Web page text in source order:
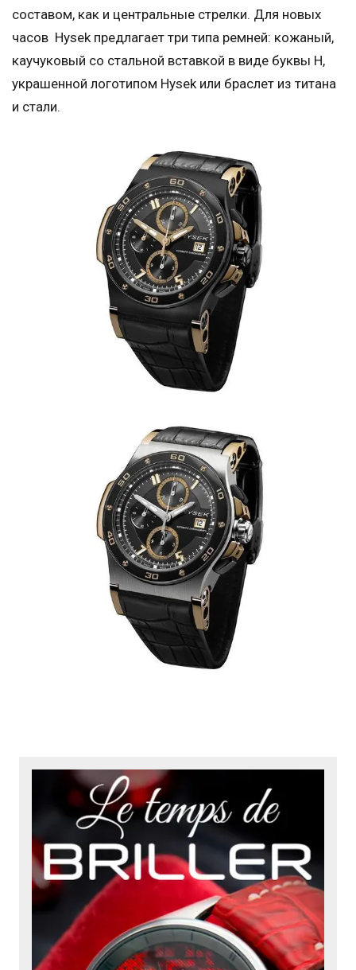
составом, как и центральные стрелки. Для новых
часов Hysek предлагает три типа ремней: кожаный,
каучуковый со стальной вставкой в виде буквы Н,
украшенной логотипом Hysek или браслет из титана
и стали.